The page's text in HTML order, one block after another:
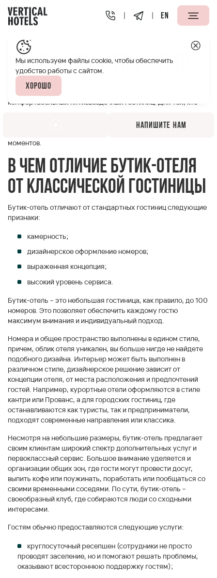
EN
Апарт-отели Vertical Что
Что такое бутик-отель
Путешественники имеют возможность выбрать разные
варианты проживания в чужом городе: от хостелов до
комфортабельных пятизвездочных гостиниц. Для тех, кто
оптимальный выбор – бутик-отель. Проживание в такой
моментов.
В чем отличие бутик-отеля
от классической гостиницы
Бутик-отель отличают от стандартных гостиниц следующие
признаки:
камерность;
дизайнерское оформление номеров;
выраженная концепция;
высокий уровень сервиса.
Бутик-отель – это небольшая гостиница, как правило, до 100
номеров. Это позволяет обеспечить каждому гостю
максимум внимания и индивидуальный подход.
Номера и общее пространство выполнены в едином стиле,
причем, облик отеля уникален, вы больше нигде не найдете
подобного дизайна. Интерьер может быть выполнен в
различном стиле, дизайнерское решение зависит от
концепции отеля, от места расположения и предпочтений
гостей. Например, курортные отели оформляются в стиле
кантри или Прованс, а для городских гостиниц, где
останавливаются как туристы, так и предприниматели,
подходят современные направления или классика.
Несмотря на небольшие размеры, бутик-отель предлагает
своим клиентам широкий спектр дополнительных услуг и
первоклассный сервис. Большое внимание уделяется и
организации общих зон, где гости могут провести досуг,
выпить кофе или поужинать, поработать или пообщаться со
своими временными соседями. По сути, бутик-отель –
своеобразный клуб, где собираются люди со сходными
интересами.
Гостям обычно предоставляются следующие услуги:
круглосуточный ресепшен (сотрудники не просто
проводят заселение, но и помогают решать проблемы,
оказывают всестороннюю поддержку гостям);
Мы используем файлы cookie, чтобы обеспечить
удобство работы с сайтом.
Хорошо
Напишите нам